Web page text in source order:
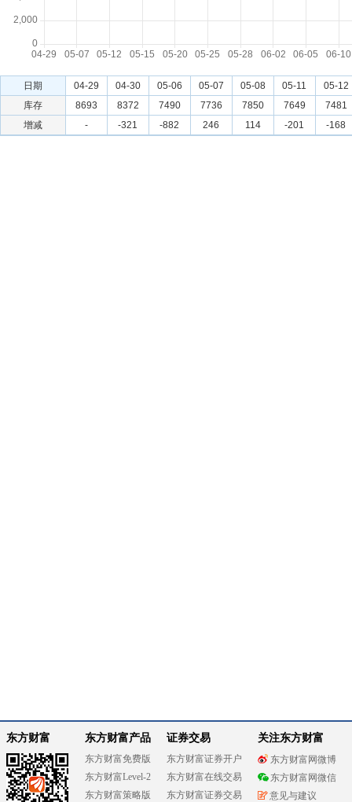
日期 04-29 04-30 05-06 05-07 05-08 05-11
05-12
库存
8693 8372 7490 7736 7850 7649
7481
增减
- -321 -882 246 114 -201 -168
东方财富 东方财富产品
东方财富免费版
东方财富Level-2
东方财富策略版
证券交易
东方财富证券开户
东方财富在线交易
东方财富证券交易
关注东方财富
东方财富网微博
东方财富网微信
意见与建议